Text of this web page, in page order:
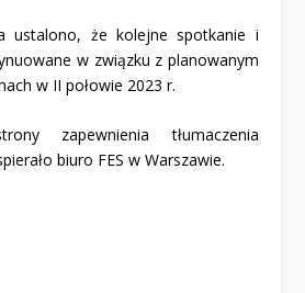
ustalono, że kolejne spotkanie i
w związku z planowanym
w II połowie 2023 r.
zapewnienia tłumaczenia
biuro FES w Warszawie.